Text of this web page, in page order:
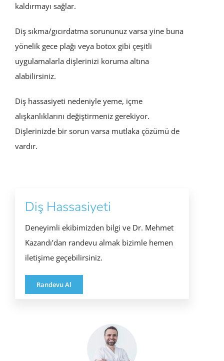
kaldırmayı sağlar.
Diş sıkma/gıcırdatma sorununuz varsa yine buna
yönelik gece plağı veya botox gibi çeşitli
uygulamalarla dişlerinizi koruma altına
alabilirsiniz.
Diş hassasiyeti nedeniyle yeme, içme
alışkanlıklarını değiştirmeniz gerekiyor.
Dişlerinizde bir sorun varsa mutlaka çözümü de
vardır.
Diş Hassasiyeti
Deneyimli ekibimizden bilgi ve Dr. Mehmet
Kazandı’dan randevu almak bizimle hemen
iletişime geçebilirsiniz.
Randevu Al